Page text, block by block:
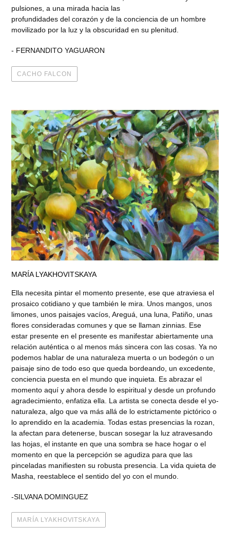
pulsiones, a una mirada hacia las
profundidades del corazón y de la conciencia de un hombre
movilizado por la luz y la obscuridad en su plenitud.
- FERNANDITO YAGUARON
CACHO FALCON
MARÍA LYAKHOVITSKAYA
Ella necesita pintar el momento presente, ese que atraviesa el
prosaico cotidiano y que también le mira. Unos mangos, unos
limones, unos paisajes vacíos, Areguá, una luna, Patiño, unas
flores consideradas comunes y que se llaman zinnias. Ese
estar presente en el presente es manifestar abiertamente una
relación auténtica o al menos más sincera con las cosas. Ya no
podemos hablar de una naturaleza muerta o un bodegón o un
paisaje sino de todo eso que queda bordeando, un excedente,
conciencia puesta en el mundo que inquieta. Es abrazar el
momento aquí y ahora desde lo espiritual y desde un profundo
agradecimiento, enfatiza ella. La artista se conecta desde el yo-
naturaleza, algo que va más allá de lo estrictamente pictórico o
lo aprendido en la academia. Todas estas presencias la rozan,
la afectan para detenerse, buscan sosegar la luz atravesando
las hojas, el instante en que una sombra se hace hogar o el
momento en que la percepción se agudiza para que las
pinceladas manifiesten su robusta presencia. La vida quieta de
Masha, reestablece el sentido del yo con el mundo.
-SILVANA DOMINGUEZ
MARÍA LYAKHOVITSKAYA